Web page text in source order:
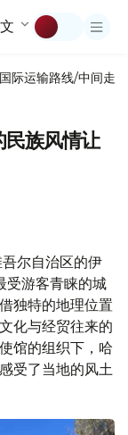
际运输路线/中间走廊
族风情让
吾尔自治区的伊
受游客青睐的城
独特的地理位置
化与经贸往来的
馆的组织下，哈
受了当地的风土